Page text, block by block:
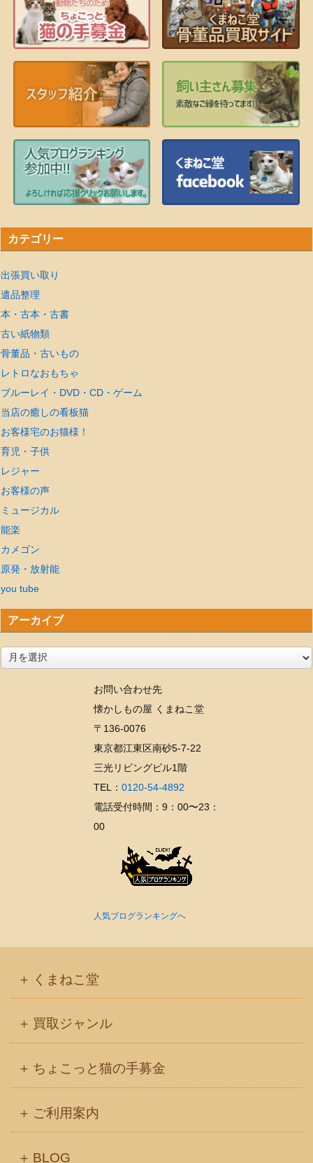
カテゴリー
出張買い取り
遺品整理
本・古本・古書
古い紙物類
骨董品・古いもの
レトロなおもちゃ
ブルーレイ・DVD・CD・ゲーム
当店の癒しの看板猫
お客様宅のお猫様！
育児・子供
レジャー
お客様の声
ミュージカル
能楽
カメゴン
原発・放射能
you tube
アーカイブ
お問い合わせ先
懐かしもの屋 くまねこ堂
〒136-0076
東京都江東区南砂5-7-22
三光リビングビル1階
TEL： 0120-54-4892
電話受付時間：9：00〜23：
00
人気ブログランキングへ
くまねこ堂
買取ジャンル
ちょこっと猫の手募金
ご利用案内
BLOG